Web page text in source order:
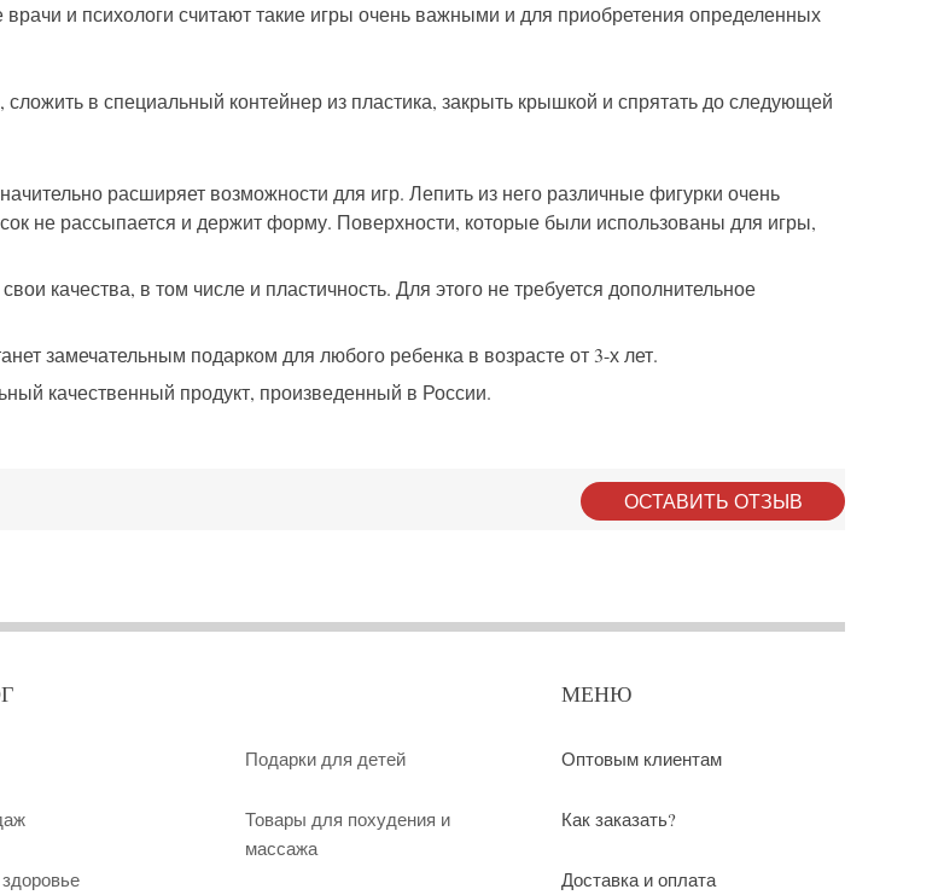
и психологи считают такие игры очень важными и для приобретения определенных
в специальный контейнер из пластика, закрыть крышкой и спрятать до следующей
расширяет возможности для игр. Лепить из него различные фигурки очень
не рассыпается и держит форму. Поверхности, которые были использованы для игры,
качества, в том числе и пластичность. Для этого не требуется дополнительное
замечательным подарком для любого ребенка в возрасте от 3-х лет.
качественный продукт, произведенный в России.
ОСТАВИТЬ ОТЗЫВ
Подарки для детей
Товары для похудения и
массажа
МЕНЮ
Оптовым клиентам
Как заказать?
Доставка и оплата